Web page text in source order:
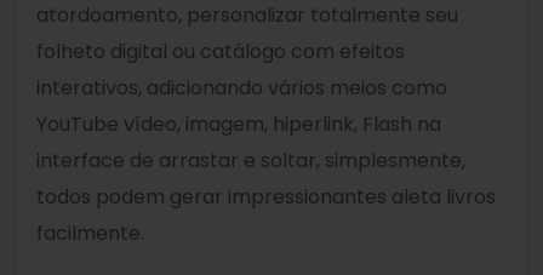
atordoamento, personalizar totalmente seu
folheto digital ou catálogo com efeitos
interativos, adicionando vários meios como
YouTube vídeo, imagem, hiperlink, Flash na
interface de arrastar e soltar, simplesmente,
todos podem gerar impressionantes aleta livros
facilmente.